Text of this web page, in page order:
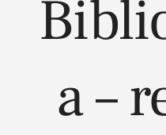
a –